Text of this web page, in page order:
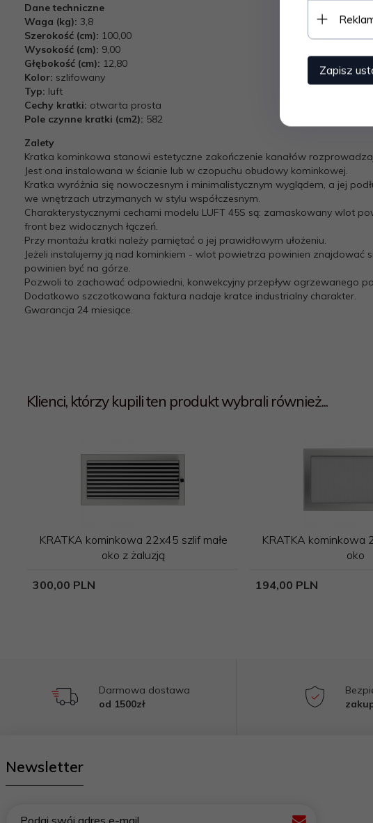
Dane techniczne
Waga (kg): 3,8
Szerokość (cm): 100,00
Wysokość (cm): 9,00
Głębokość (cm): 12,80
Kolor: szlifowany
Typ: luft
Cechy kratki: otwarta prosta
Pole czynne kratki (cm2): 582
Zalety
Kratka kominkowa stanowi estetyczne zakończenie kanałów
Jest ona instalowana w ścianie lub w czopuchu obudowy kominkowej.
Kratka wyróżnia się nowoczesnym i minimalistycznym wyglądem, a jej
we wnętrzach utrzymanych w stylu współczesnym.
Charakterystycznymi cechami modelu LUFT 45S są: zamaskowany wlot
front bez widocznych łączeń.
Przy montażu kratki należy pamiętać o jej prawidłowym ułożeniu.
Jeżeli instalujemy ją nad kominkiem - wlot powietrza powinien znajdować
powinien być na górze.
Pozwoli to zachować odpowiedni, konwekcyjny przepływ ogrzewanego
Dodatkowo szczotkowana faktura nadaje kratce industrialny charakter.
Gwarancja 24 miesiące.
Klienci, którzy kupili ten produkt wybrali również...
KRATKA kominkowa 22x45 szlif małe
oko z żaluzją
300,00 PLN
KRATKA kominkowa
oko
194,00 PLN
Darmowa dostawa
od 1500zł
Newsletter
Podaj swój adres e-mail..
Zapisz